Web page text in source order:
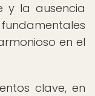
y la ausencia
en el
clave, en